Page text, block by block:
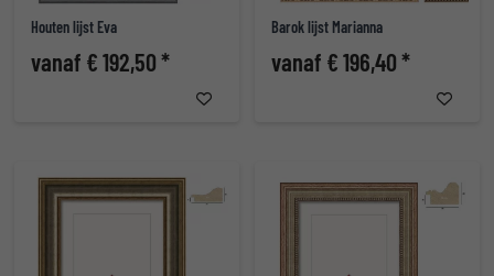
Houten lijst Eva
vanaf € 192,50 *
Barok lijst Marianna
vanaf € 196,40 *